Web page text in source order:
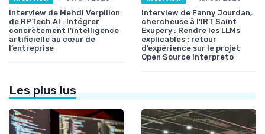
Interview de Mehdi Verpillon
de RPTech AI : Intégrer
concrètement l’intelligence
artificielle au cœur de
l’entreprise
Interview de Fanny Jourdan,
chercheuse à l'IRT Saint
Exupery : Rendre les LLMs
explicables : retour
d’expérience sur le projet
Open Source Interpreto
Les plus lus